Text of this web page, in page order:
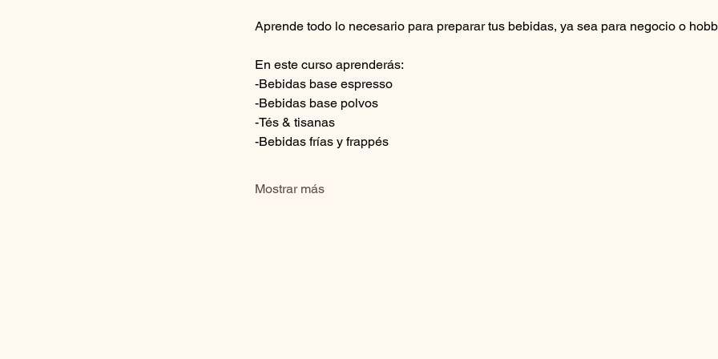
Aprende todo lo necesario para preparar tus bebidas, ya sea para negocio o
En este curso aprenderás:
-Bebidas base espresso
-Bebidas base polvos
-Tés & tisanas
-Bebidas frías y frappés
Mostrar más